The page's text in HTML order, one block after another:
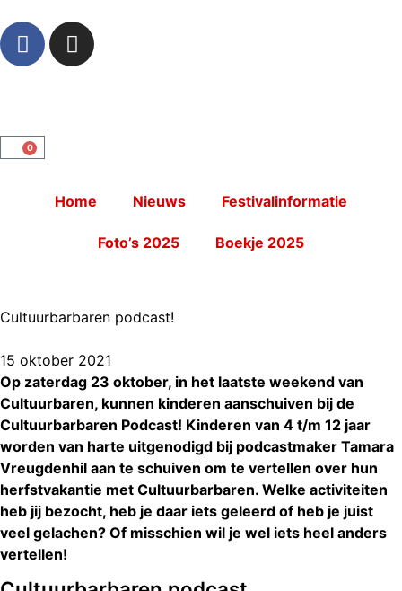
0
Home Nieuws Festivalinformatie
Foto’s 2025 Boekje 2025
Cultuurbarbaren podcast!
15 oktober 2021
Op zaterdag 23 oktober, in het laatste weekend van
Cultuurbaren, kunnen kinderen aanschuiven bij de
Cultuurbarbaren Podcast! Kinderen van 4 t/m 12 jaar
worden van harte uitgenodigd bij podcastmaker Tamara
Vreugdenhil aan te schuiven om te vertellen over hun
herfstvakantie met Cultuurbarbaren. Welke activiteiten
heb jij bezocht, heb je daar iets geleerd of heb je juist
veel gelachen? Of misschien wil je wel iets heel anders
vertellen!